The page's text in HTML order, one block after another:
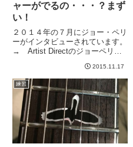
ャーがでるの・・・？まず
い！
２０１４年の７月にジョー・ペリ
ーがインタビューされています。
→ Artist Directのジョーペリー
なこと言ってますね。「今、ギブ
ソンと一緒に取り組んでるギター
が一本あるんだ。ビブラート（ト
レモロのこと？）...
2015.11.17
練習